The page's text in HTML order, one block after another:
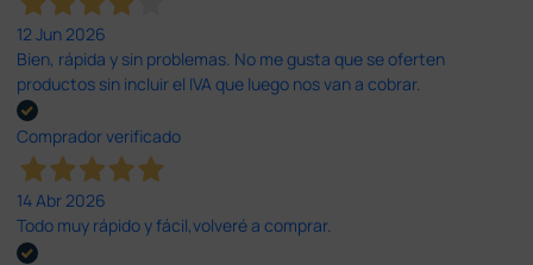
12 Jun 2026
Bien, rápida y sin problemas. No me gusta que se oferten
productos sin incluir el IVA que luego nos van a cobrar.
Comprador verificado
14 Abr 2026
Todo muy rápido y fácil,volveré a comprar.